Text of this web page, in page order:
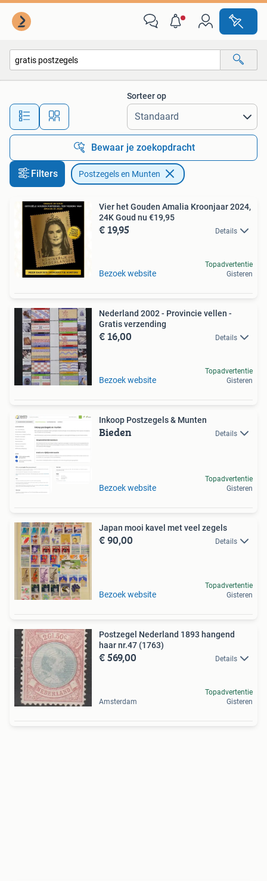
Alle afstanden…
Sorteer op
Bewaar je zoekopdracht
Filters Postzegels en Munten
Vier het Gouden Amalia Kroonjaar 2024,
24K Goud nu €19,95
€ 19,95 Details
Bezoek website
Topadvertentie
Gisteren
Nederland 2002 - Provincie vellen -
Gratis verzending
€ 16,00 Details
Bezoek website
Topadvertentie
Gisteren
Inkoop Postzegels & Munten
Bieden Details
Bezoek website
Topadvertentie
Gisteren
Japan mooi kavel met veel zegels
€ 90,00 Details
Bezoek website
Topadvertentie
Gisteren
Postzegel Nederland 1893 hangend
haar nr.47 (1763)
€ 569,00 Details
Amsterdam
Topadvertentie
Gisteren